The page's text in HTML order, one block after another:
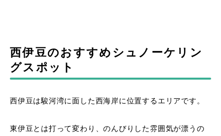
西伊豆のおすすめシュノーケリン
グスポット
西伊豆は駿河湾に面した西海岸に位置するエリアです。
東伊豆とは打って変わり、のんびりした雰囲気が漂うの